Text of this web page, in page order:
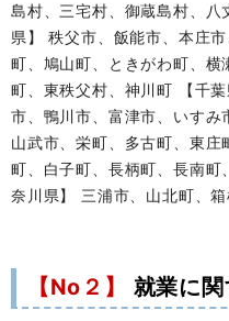
島村、三宅村、御蔵島村、八
県】 秩父市、飯能市、本庄
町、鳩山町、ときがわ町、
町、東秩父村、神川町 【千
市、鴨川市、富津市、いすみ
山武市、栄町、多古町、東
町、白子町、長柄町、長南町
奈川県】 三浦市、山北町、
【No２】 就業に